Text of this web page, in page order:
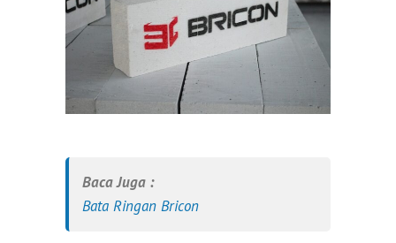
Baca Juga :
Bata Ringan Bricon